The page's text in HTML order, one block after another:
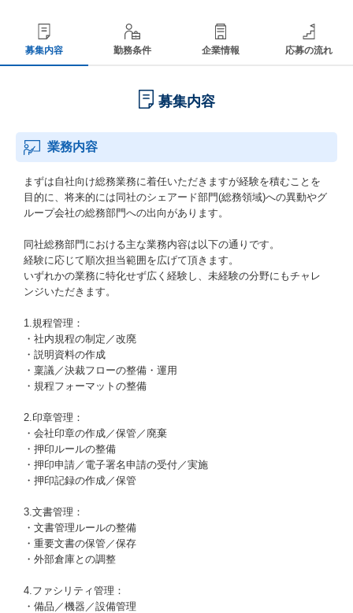
募集内容 勤務条件 企業情報 応募の流れ
募集内容
業務内容
まずは自社向け総務業務に着任いただきますが経験を積むことを
目的に、将来的には同社のシェアード部門(総務領域)への異動やグ
ループ会社の総務部門への出向があります。
同社総務部門における主な業務内容は以下の通りです。
経験に応じて順次担当範囲を広げて頂きます。
いずれかの業務に特化せず広く経験し、未経験の分野にもチャレ
ンジいただきます。
1.規程管理：
・社内規程の制定／改廃
・説明資料の作成
・稟議／決裁フローの整備・運用
・規程フォーマットの整備
2.印章管理：
・会社印章の作成／保管／廃棄
・押印ルールの整備
・押印申請／電子署名申請の受付／実施
・押印記録の作成／保管
3.文書管理：
・文書管理ルールの整備
・重要文書の保管／保存
・外部倉庫との調整
4.ファシリティ管理：
・備品／機器／設備管理